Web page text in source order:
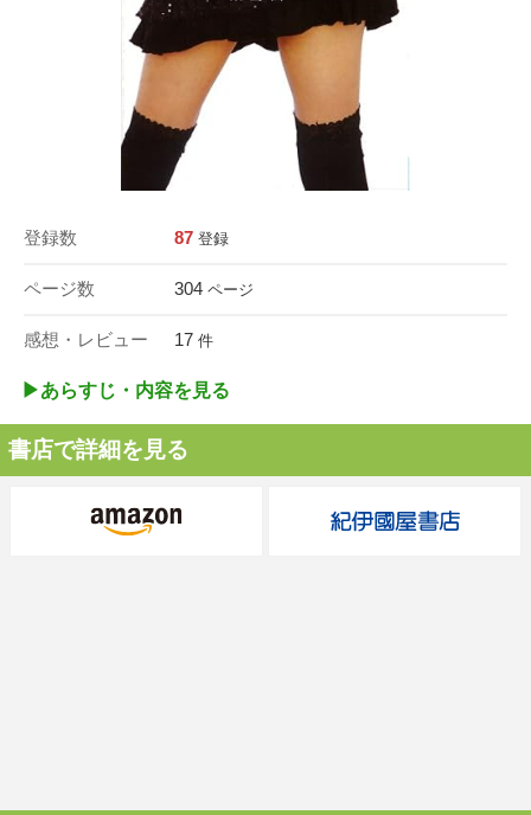
登録数 87 登録
ページ数 304 ページ
感想・レビュー 17 件
▶︎あらすじ・内容を見る
書店で詳細を見る